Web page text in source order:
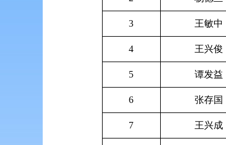
3 王敏中
4 王兴俊
5 谭发益
6 张存国
7 王兴成